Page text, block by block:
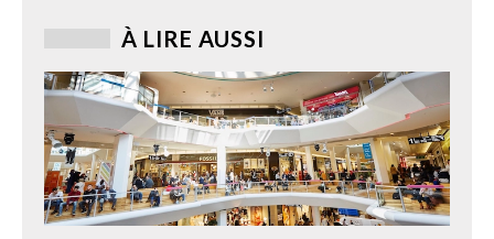
À LIRE AUSSI